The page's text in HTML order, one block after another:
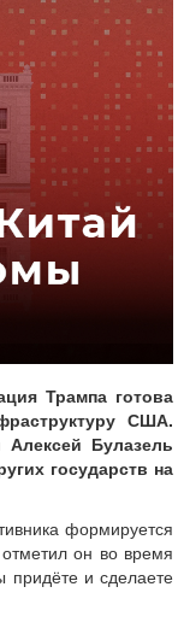
Трампа готова
США.
Булазель
государств на
формируется
он во время
и сделаете